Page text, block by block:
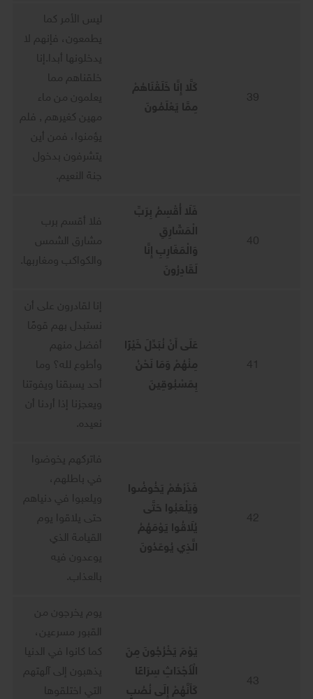
39
كَلَّا إِنَّا خَلَقْنَاهُمْ
مِمَّا يَعْلَمُونَ
ليس الأمر كما
يطمعون، فإنهم لا
يدخلونها أبدا.إنا
خلقناهم مما
يعلمون من ماء
مهين كغيرهم , فلم
يؤمنوا، فمن أين
يتشرفون بدخول
جنة النعيم.
40
فَلَا أُقْسِمُ بِرَبِّ
الْمَشَارِقِ
وَالْمَغَارِبِ إِنَّا
لَقَادِرُونَ
فلا أقسم برب
مشارق الشمس
والكواكب ومغاربها.
41
عَلَى أَنْ نُبَدِّلَ خَيْرًا
مِنْهُمْ وَمَا نَحْنُ
بِمَسْبُوقِينَ
إنا لقادرون على أن
نستبدل بهم قومًا
أفضل منهم
وأطوع لله؟ وما
أحد يسبقنا ويفوتنا
ويعجزنا إذا أردنا أن
نعيده.
42
فَذَرْهُمْ يَخُوضُوا
وَيَلْعَبُوا حَتَّى
يُلَاقُوا يَوْمَهُمُ
الَّذِي يُوعَدُونَ
فاتركهم يخوضوا
في باطلهم،
ويلعبوا في دنياهم
حتى يلاقوا يوم
القيامة الذي
يوعدون فيه
بالعذاب.
43
يَوْمَ يَخْرُجُونَ مِنَ
الْأَجْدَاثِ سِرَاعًا
كَأَنَّهُمْ إِلَى نُصُبٍ
يوم يخرجون من
القبور مسرعين،
كما كانوا في الدنيا
يذهبون إلى آلهتهم
التي اختلقوها